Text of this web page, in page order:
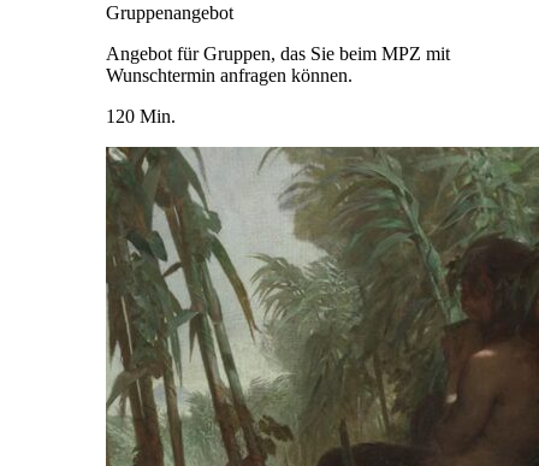
Gruppenangebot
Angebot für Gruppen, das Sie beim MPZ mit
Wunschtermin anfragen können.
120 Min.